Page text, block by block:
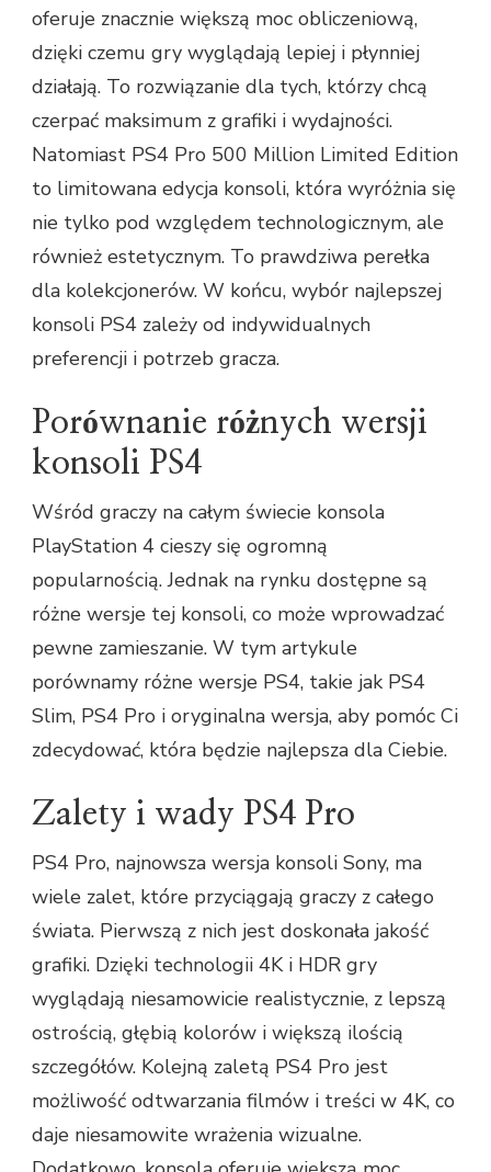
oferuje znacznie większą moc obliczeniową,
dzięki czemu gry wyglądają lepiej i płynniej
działają. To rozwiązanie dla tych, którzy chcą
czerpać maksimum z grafiki i wydajności.
Natomiast PS4 Pro 500 Million Limited Edition
to limitowana edycja konsoli, która wyróżnia się
nie tylko pod względem technologicznym, ale
również estetycznym. To prawdziwa perełka
dla kolekcjonerów. W końcu, wybór najlepszej
konsoli PS4 zależy od indywidualnych
preferencji i potrzeb gracza.
Porównanie różnych wersji
konsoli PS4
Wśród graczy na całym świecie konsola
PlayStation 4 cieszy się ogromną
popularnością. Jednak na rynku dostępne są
różne wersje tej konsoli, co może wprowadzać
pewne zamieszanie. W tym artykule
porównamy różne wersje PS4, takie jak PS4
Slim, PS4 Pro i oryginalna wersja, aby pomóc Ci
zdecydować, która będzie najlepsza dla Ciebie.
Zalety i wady PS4 Pro
PS4 Pro, najnowsza wersja konsoli Sony, ma
wiele zalet, które przyciągają graczy z całego
świata. Pierwszą z nich jest doskonała jakość
grafiki. Dzięki technologii 4K i HDR gry
wyglądają niesamowicie realistycznie, z lepszą
ostrością, głębią kolorów i większą ilością
szczegółów. Kolejną zaletą PS4 Pro jest
możliwość odtwarzania filmów i treści w 4K, co
daje niesamowite wrażenia wizualne.